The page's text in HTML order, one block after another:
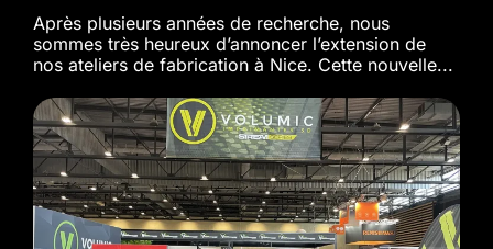
Après plusieurs années de recherche, nous
sommes très heureux d’annoncer l’extension de
nos ateliers de fabrication à Nice. Cette nouvelle...